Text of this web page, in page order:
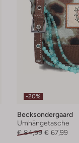
-20%
Becksondergaard
Umhängetasche
€ 84,99 € 67,99